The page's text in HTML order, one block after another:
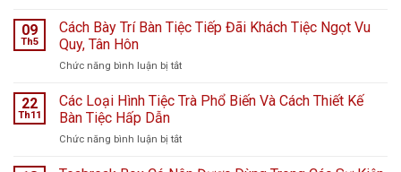
Hà
ngày
bão
chuyện
Teabreak
Khai
Cửa
nước
Perfume
09
Th5
Cách Bày Trí Bàn Tiệc Tiếp Đãi Khách Tiệc Ngọt Vu
Quy, Tân Hôn
Chức năng bình luận bị tắtở
Bày
Tiệc
22
Th11
Các Loại Hình Tiệc Trà Phổ Biến Và Cách Thiết Kế
Bàn Tiệc Hấp Dẫn
Chức năng bình luận bị tắtở
Loại